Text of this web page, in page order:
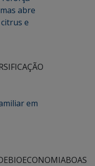
abre
e
em
BIOECONOMIABOAS